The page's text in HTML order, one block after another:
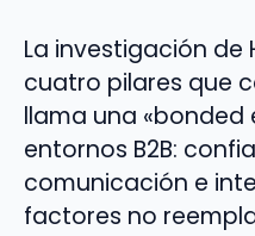
La investigación de
cuatro pilares que
llama una «bonded
entornos B2B:
comunicación e
factores no